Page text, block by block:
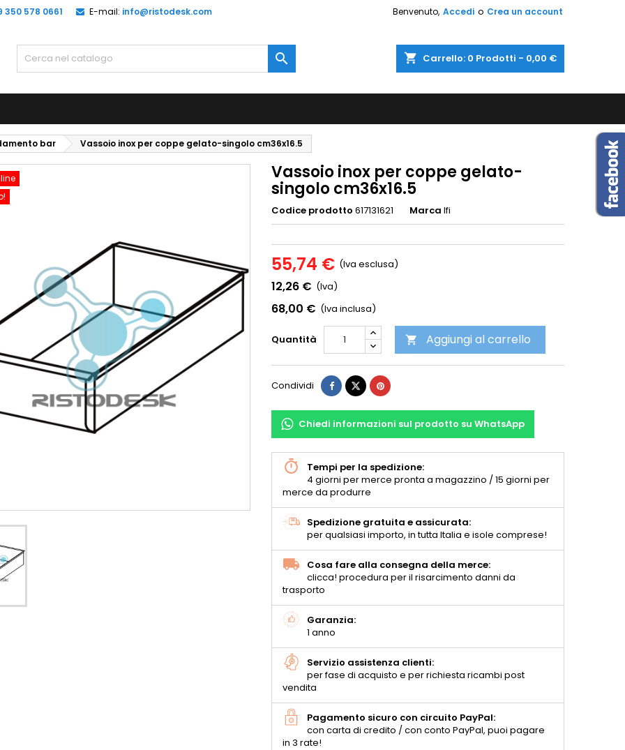
350 578 0661 E-mail: info@ristodesk.com Benvenuto, Accedi o Crea un account
shopping_cart Carrello: 0 Prodotti - 0,00 €

bar Vassoio inox per coppe gelato-singolo cm36x16.5
Vassoio inox per coppe gelato-
singolo cm36x16.5
Codice prodotto 617131621 Marca Ifi
55,74 € (Iva esclusa)
12,26 € (Iva)
68,00 € (Iva inclusa)
Quantità  Aggiungi al carrello
Condividi
Chiedi informazioni sul prodotto su WhatsApp
Tempi per la spedizione:
4 giorni per merce pronta a magazzino / 15 giorni per
merce da produrre
Spedizione gratuita e assicurata:
per qualsiasi importo, in tutta Italia e isole comprese!
Cosa fare alla consegna della merce:
clicca! procedura per il risarcimento danni da
trasporto
Garanzia:
1 anno
Servizio assistenza clienti:
per fase di acquisto e per richiesta ricambi post
vendita
Pagamento sicuro con circuito PayPal:
con carta di credito / con conto PayPal, puoi pagare
in 3 rate!